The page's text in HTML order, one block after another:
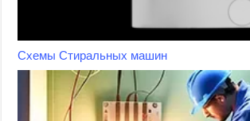
Схемы Стиральных машин